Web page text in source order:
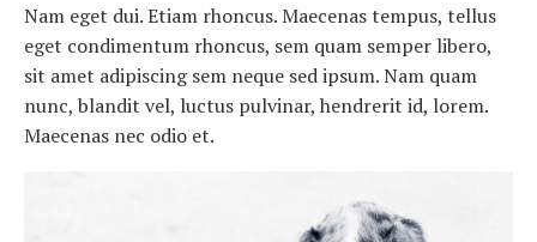
Nam eget dui. Etiam rhoncus. Maecenas tempus, tellus
eget condimentum rhoncus, sem quam semper libero,
sit amet adipiscing sem neque sed ipsum. Nam quam
nunc, blandit vel, luctus pulvinar, hendrerit id, lorem.
Maecenas nec odio et.